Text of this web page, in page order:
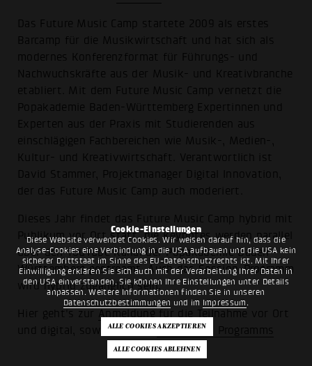
Cookie-Einstellungen
Diese Website verwendet Cookies. Wir weisen darauf hin, dass die
Analyse-Cookies eine Verbindung in die USA aufbauen und die USA kein
sicherer Drittstaat im Sinne des EU-Datenschutzrechts ist. Mit Ihrer
Einwilligung erklären Sie sich auch mit der Verarbeitung Ihrer Daten in
den USA einverstanden. Sie können Ihre Einstellungen unter Details
anpassen. Weitere Informationen finden Sie in unseren
Datenschutzbestimmungen und im Impressum .
Das Future Music Camp startete 2009 als erstes
Barcamp für die Musikwirtschaft und hat sich als
modernes Konferenzformat für Führungs- und
Nachwuchskräfte aus der Musik- und Kreativbranche
etabliert. Mit dem Future Music Camp vernetzt die
Popakademie Baden-Württemberg Expertinnen und
Experten aus der Praxis mit Studierenden aus
einschlägigen Fachbereichen wie Musik-, Medien-,
Kultur- und Kreativwirtschaft. Verantwortlich ist
David Stammer, Projektmanager Digital Innovation,
der das Future Music Camp auch moderiert.
Dieses Jahr findet das Future Music Camp hybrid mit
Publikum vor Ort statt, die Keynotes werden parallel
über den YouTube Kanal der Popakademie Baden-
Württemberg gestreamt. Auch das Session-Programm
wird hybrid zugänglich sein.
Hier geht's zur Anmeldung für die Teilnahme vor Ort
und digital, sowie zu allenDetails des Programms